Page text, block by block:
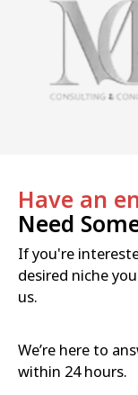
Have an
Need
If you're
desired niche
us.
We’re here to
within 24 hours.